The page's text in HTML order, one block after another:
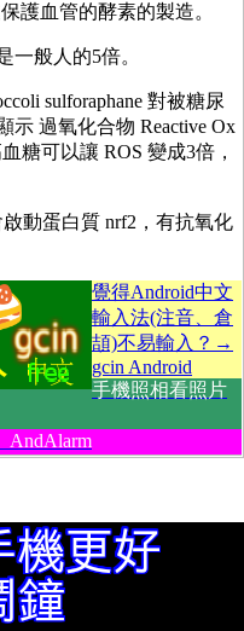
護血管的酵素的製造。
一般人的5倍。
sulforaphane 對被糖尿
過氧化合物 Reactive Ox
糖可以讓 ROS 變成3倍，
啟動蛋白質 nrf2，有抗氧化
覺得Android中文
輸入法(注音、倉
頡)不易輸入？→
gcin Android
手機照相看照片